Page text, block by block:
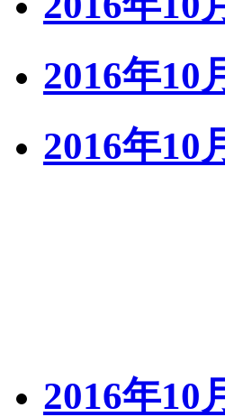
2016年10
2016年10
2016年10